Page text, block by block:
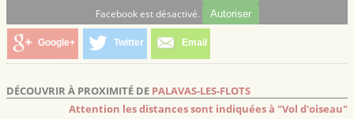
Facebook est désactivé. Autoriser
Google+ Twitter Email
DÉCOUVRIR À PROXIMITÉ DE PALAVAS-LES-FLOTS
Attention les distances sont indiquées à "Vol d'oiseau"